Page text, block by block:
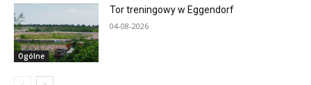
Ogólne
Tor treningowy w Eggendorf
04-08-2026